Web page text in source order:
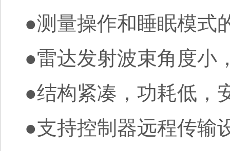
●测量操作和睡眠模式
●雷达发射波束角度小
●结构紧凑，功耗低，
●支持控制器远程传输